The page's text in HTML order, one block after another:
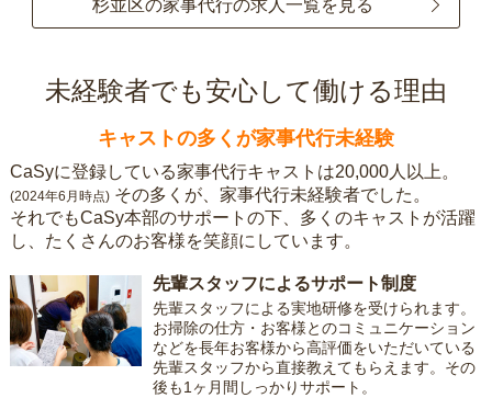
杉並区の家事代行の求人一覧を見る
未経験者でも安心して働ける理由
キャストの多くが家事代行未経験
CaSyに登録している家事代行キャストは20,000人以上。
(2024年6月時点) その多くが、家事代行未経験者でした。
それでもCaSy本部のサポートの下、多くのキャストが活躍
し、たくさんのお客様を笑顔にしています。
先輩スタッフによるサポート制度
先輩スタッフによる実地研修を受けられます。
お掃除の仕方・お客様とのコミュニケーション
などを長年お客様から高評価をいただいている
先輩スタッフから直接教えてもらえます。その
後も1ヶ月間しっかりサポート。